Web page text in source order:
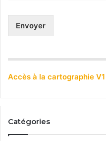
Envoyer
Accès à la cartographie
Catégories